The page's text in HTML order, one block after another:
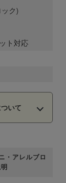
ク)
ト対応
いて
・アレルブロ